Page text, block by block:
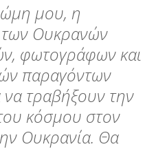
μου, η
Ουκρανών
φωτογράφων και
παραγόντων
να τραβήξουν την
κόσμου στον
Ουκρανία. Θα